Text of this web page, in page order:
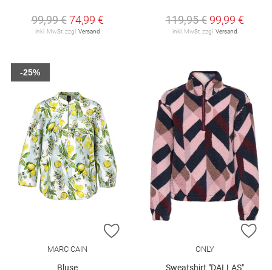
99,99 € 74,99 €
inkl. MwSt. zzgl. Versand
119,95 € 99,99 €
inkl. MwSt. zzgl. Versand
ZUR WUNSCHLISTE HINZUFÜGEN
MARC CAIN
Bluse
-25%
ONLY
Sweatshirt "DALLAS"